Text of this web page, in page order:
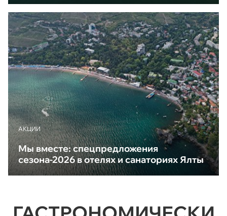
АКЦИИ
Мы вместе: спецпредложения
сезона-2026 в отелях и санаториях Ялты